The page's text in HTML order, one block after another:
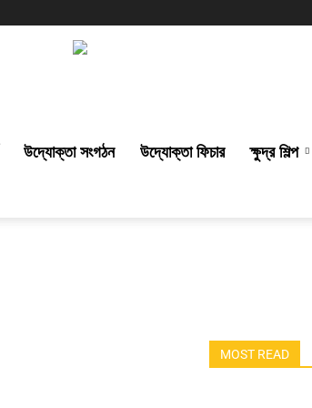
উদ্যোক্তা সংগঠন উদ্যোক্তা ফিচার ক্ষুদ্র শিল্প
MOST READ